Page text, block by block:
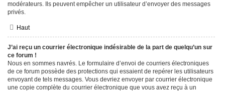
modérateurs. Ils peuvent empêcher un utilisateur d’envoyer des messages
privés.
Haut
J’ai reçu un courrier électronique indésirable de la part de quelqu’un sur
ce forum !
Nous en sommes navrés. Le formulaire d’envoi de courriers électroniques
de ce forum possède des protections qui essaient de repérer les utilisateurs
envoyant de tels messages. Vous devriez envoyer par courrier électronique
une copie complète du courrier électronique que vous avez reçu à un